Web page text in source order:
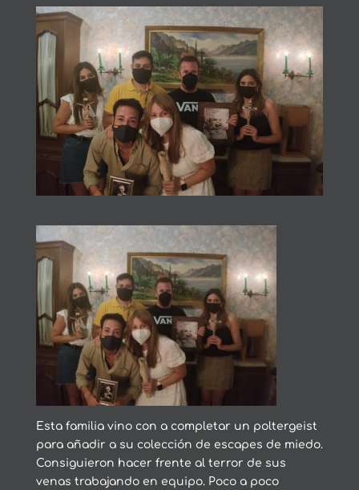
Esta familia vino con a completar un poltergeist
para añadir a su colección de escapes de miedo.
Consiguieron hacer frente al terror de sus
venas trabajando en equipo. Poco a poco